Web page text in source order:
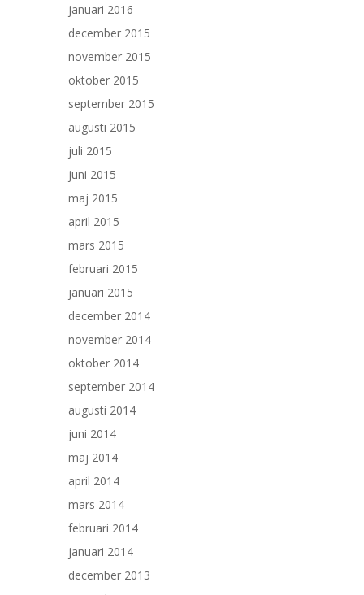
januari 2016
december 2015
november 2015
oktober 2015
september 2015
augusti 2015
juli 2015
juni 2015
maj 2015
april 2015
mars 2015
februari 2015
januari 2015
december 2014
november 2014
oktober 2014
september 2014
augusti 2014
juni 2014
maj 2014
april 2014
mars 2014
februari 2014
januari 2014
december 2013